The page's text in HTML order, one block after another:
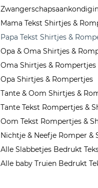
Mama Tekst Shirtjes &
Papa Tekst Shirtjes &
Opa & Oma Shirtjes &
Oma Shirtjes & Rompertjes
Opa Shirtjes & Rompertjes
Tante & Oom Shirtjes &
Tante Tekst Rompertjes &
Oom Tekst Rompertjes &
Nichtje & Neefje Romper &
Alle Slabbetjes Bedrukt
Alle baby Truien Bedrukt